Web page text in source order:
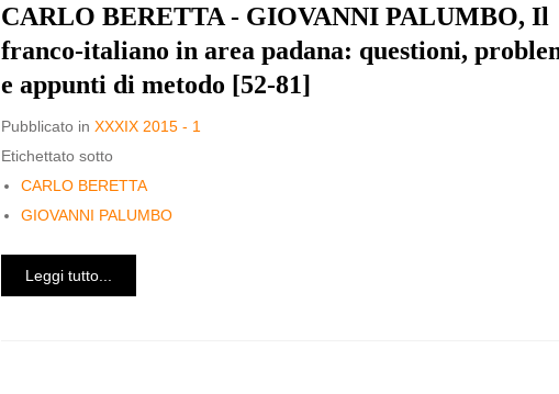
CARLO BERETTA - GIOVANNI PALUMBO, Il
franco-italiano in area padana: questioni,
e appunti di metodo [52-81]
Pubblicato in XXXIX 2015 - 1
Etichettato sotto
CARLO BERETTA
GIOVANNI PALUMBO
Leggi tutto...